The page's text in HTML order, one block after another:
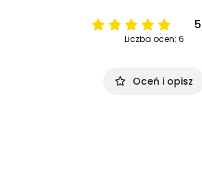
Liczba ocen: 6
Oceń i opisz